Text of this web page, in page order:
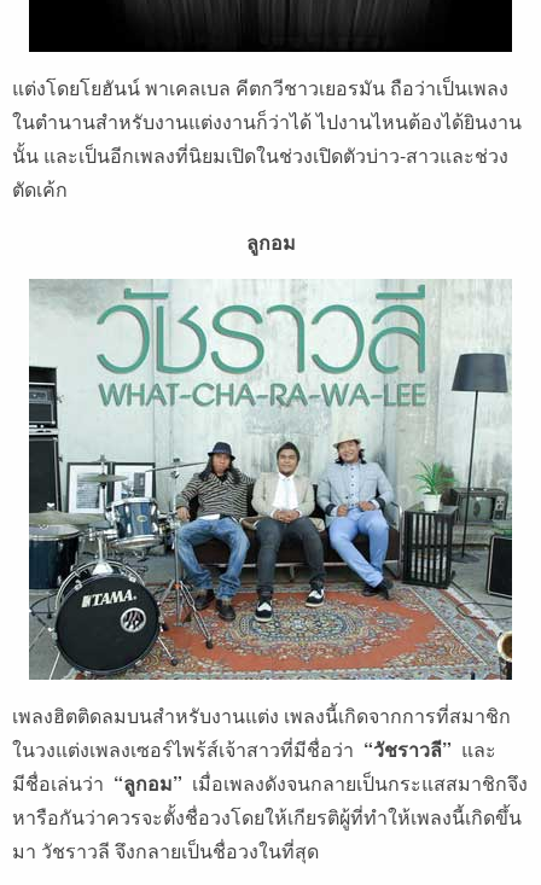
แต่งโดยโยฮันน์ พาเคลเบล คีตกวีชาวเยอรมัน ถือว่าเป็นเพลง
ในตำนานสำหรับงานแต่งงานก็ว่าได้ ไปงานไหนต้องได้ยินงาน
นั้น และเป็นอีกเพลงที่นิยมเปิดในช่วงเปิดตัวบ่าว-สาวและช่วง
ตัดเค้ก
ลูกอม
เพลงฮิตติดลมบนสำหรับงานแต่ง เพลงนี้เกิดจากการที่สมาชิก
ในวงแต่งเพลงเซอร์ไพร้ส์เจ้าสาวที่มีชื่อว่า “วัชราวลี” และ
มีชื่อเล่นว่า “ลูกอม” เมื่อเพลงดังจนกลายเป็นกระแสสมาชิกจึง
หารือกันว่าควรจะตั้งชื่อวงโดยให้เกียรติผู้ที่ทำให้เพลงนี้เกิดขึ้น
มา วัชราวลี จึงกลายเป็นชื่อวงในที่สุด